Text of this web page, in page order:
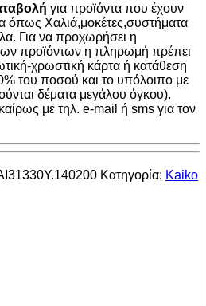
για προϊόντα που έχουν
όπως Χαλιά,μοκέτες,συστήματα
Για να προχωρήσει η
προϊόντων η πληρωμή πρέπει
χρωστική κάρτα ή κατάθεση
του ποσού και το υπόλοιπο με
δέματα μεγάλου όγκου).
με τηλ. e-mail ή sms για τον
Κατηγορία: Kaiko